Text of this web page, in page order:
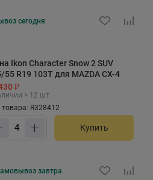
сегодня
Ikon Character Snow 2 SUV
55 R19 103T для MAZDA CX-4
₽
> 12 шт.
товара: R328412
Купить
завтра